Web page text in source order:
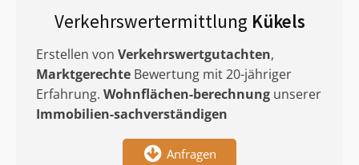
Verkehrswertermittlung Kükels
Erstellen von Verkehrswertgutachten,
Marktgerechte Bewertung mit 20-jähriger
Erfahrung. Wohnflächen-berechnung unserer
Immobilien-sachverständigen
Anfragen